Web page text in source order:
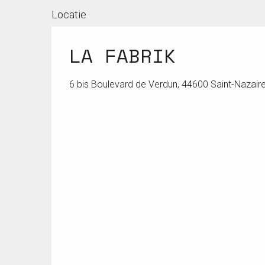
Locatie
LA FABRIK
6 bis Boulevard de Verdun, 44600 Saint-Nazaire